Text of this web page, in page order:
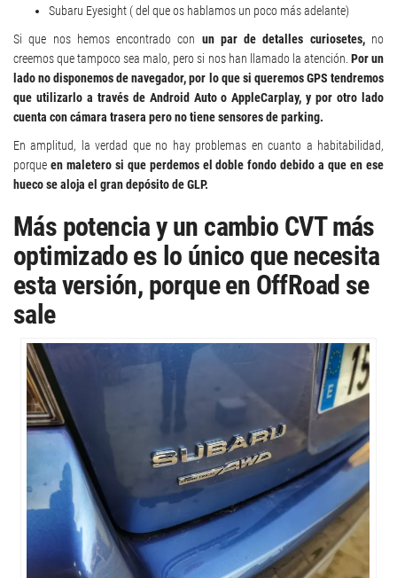
Subaru Eyesight ( del que os hablamos un poco más adelante)
Si que nos hemos encontrado con un par de detalles curiosetes,no
creemos que tampoco sea malo, pero si nos han llamado la atención. Por un
lado no disponemos de navegador, por lo que si queremos GPS tendremos
que utilizarlo a través de Android Auto o AppleCarplay, y por otro lado
cuenta con cámara trasera pero no tiene sensores de parking.
En amplitud, la verdad que no hay problemas en cuanto a habitabilidad,
porque en maletero si que perdemos el doble fondo debido a que en ese
hueco se aloja el gran depósito de GLP.
Más potencia y un cambio CVT más
optimizado es lo único que necesita
esta versión, porque en OffRoad se
sale